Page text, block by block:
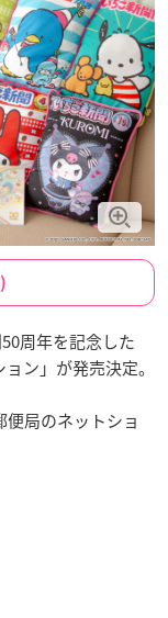
周年を記念した
ン」が発売決定。
局のネットショ